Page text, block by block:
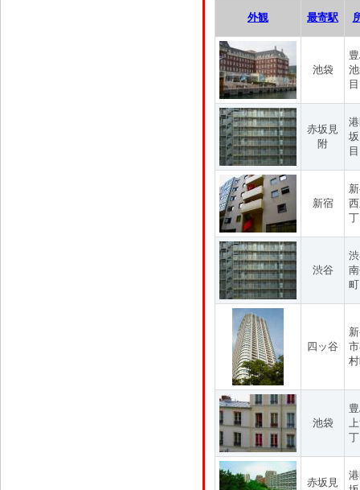
外観 最寄駅
池袋
赤坂見
附
目
新宿
渋谷
四ッ谷
池袋
赤坂見